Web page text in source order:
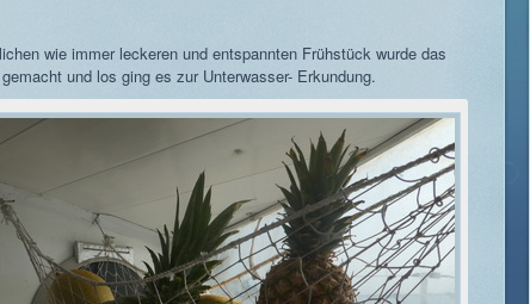
wie immer leckeren und entspannten Frühstück wurde das
und los ging es zur Unterwasser- Erkundung.